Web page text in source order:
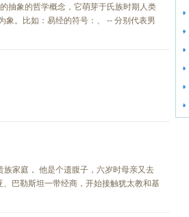
抽象的哲学概念，它萌芽于氏族时期人类
象。比如：易经的符号：、 -- 分别代表男
家庭， 他是个遗腹子，六岁时母亲又去
巴勒斯坦一带经商，开始接触犹太教和基